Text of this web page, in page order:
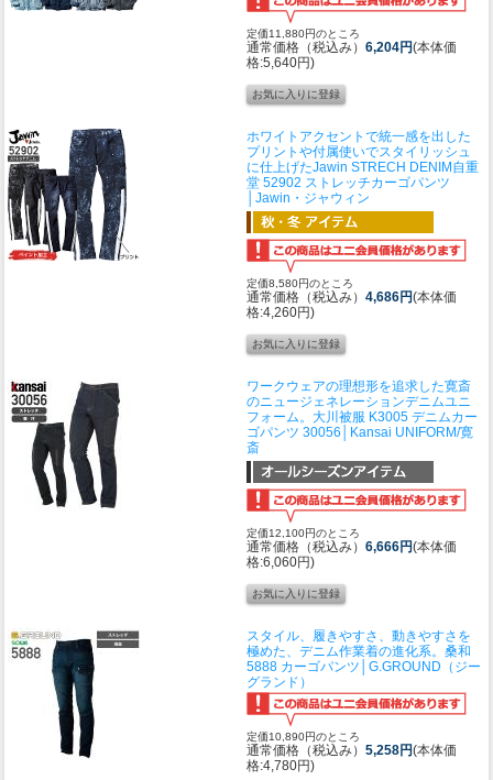
定価11,880円のところ
通常価格（税込み） 6,204円(本体価
格:5,640円)
ホワイトアクセントで統一感を出した
プリントや付属使いでスタイリッシュ
に仕上げたJawin STRECH DENIM 自重
堂 52902 ストレッチカーゴパンツ
│Jawin・ジャウィン
定価8,580円のところ
通常価格（税込み） 4,686円(本体価
格:4,260円)
ワークウェアの理想形を追求した寛斎
のニュージェネレーションデニムユニ
フォーム。 大川被服 K3005 デニムカー
ゴパンツ 30056│Kansai UNIFORM/寛
斎
定価12,100円のところ
通常価格（税込み） 6,666円(本体価
格:6,060円)
スタイル、履きやすさ、動きやすさを
極めた、デニム作業着の進化系。 桑和
5888 カーゴパンツ│G.GROUND（ジー
グランド）
定価10,890円のところ
通常価格（税込み） 5,258円(本体価
格:4,780円)